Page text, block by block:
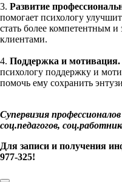
3. Развитие
помогает психологу
стать более компетентным
клиентами.
4. Поддержка и мотивация.
психологу поддержку и
помочь ему сохранить
Супервизия профессионалов
соц.педагогов,
Для записи и получения
977-325!